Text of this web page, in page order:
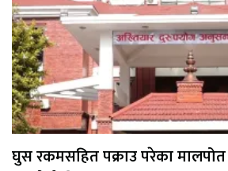
घुस रकमसहित पक्राउ परेका मालपोत